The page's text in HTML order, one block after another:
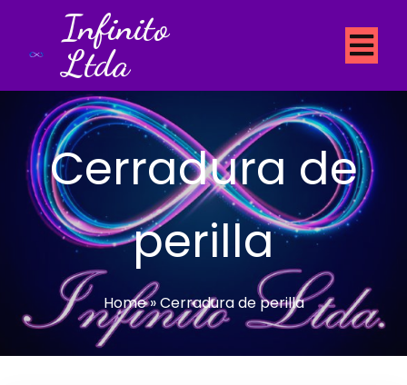
Infinito
Ltda
Cerradura de
perilla
Home»Cerradura de perilla